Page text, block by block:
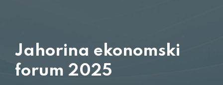
Jahorina ekonomski
forum 2025